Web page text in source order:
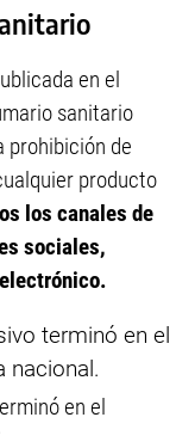
en el
sanitario
prohibición de
producto
los canales de
sociales,
en el